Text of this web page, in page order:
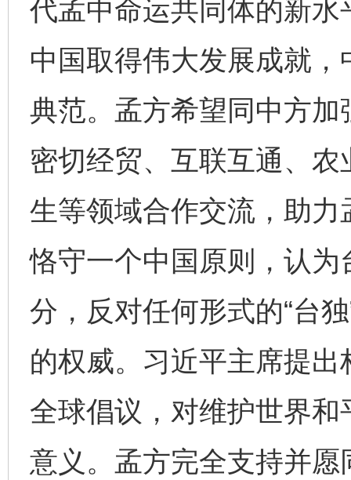
代孟中命运共同体的新
中国取得伟大发展成就
典范。孟方希望同中方加
密切经贸、互联互通、
生等领域合作交流，助
恪守一个中国原则，认
分，反对任何形式的“台
的权威。习近平主席提
全球倡议，对维护世界
意义。孟方完全支持并
完善运行机制助力责任有效落实 一纸欠